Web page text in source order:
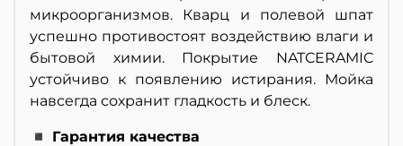
микроорганизмов. Кварц и полевой шпат
успешно противостоят воздействию влаги и
бытовой химии. Покрытие NATCERAMIC
устойчиво к появлению истирания. Мойка
навсегда сохранит гладкость и блеск.
◾ Гарантия качества